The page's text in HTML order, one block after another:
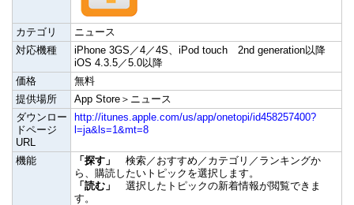
カテゴリ
ニュース
対応機種
iPhone 3GS／4／4S、iPod touch 2nd generation以降
iOS 4.3.5／5.0以降
価格
無料
提供場所
App Store＞ニュース
ダウンロー
ドページ
URL
http://itunes.apple.com/us/app/onetopi/id458257400?
l=ja&ls=1&mt=8
機能 「探す」
検索／おすすめ／カテゴリ／ランキングか
ら、購読したいトピックを選択します。
「読む」
選択したトピックの新着情報が閲覧できま
す。